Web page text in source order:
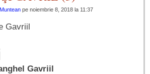
pe noiembrie 8, 2018 la 11:37
Gavriil
Gavriil